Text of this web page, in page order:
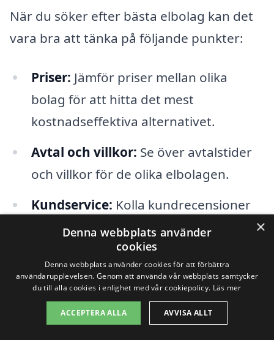
När du söker efter bästa elbolag kan det
vara bra att tänka på följande punkter:
Priser: Jämför priser mellan olika
bolag för att hitta det mest
kostnadseffektiva alternativet.
Avtal och villkor: Se över avtalstider
och villkor för de olika elbolagen.
Kundservice: Kolla kundrecensioner
för att få en bild av hur bra service
bolagen erbjuder.
Förnybar energi:Överväg att välja ett
bolag som erbjuder förnybar energi
för en mer hållbar energilösning.
×
Denna webbplats använder
cookies
Denna webbplats använder cookies för att förbättra
användarupplevelsen. Genom att använda vår webbplats samtycker
du till alla cookies i enlighet med vår cookiepolicy. Läs mer
ACCEPTERA ALLA AVVISA ALLT